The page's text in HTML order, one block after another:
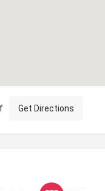
Get Directions